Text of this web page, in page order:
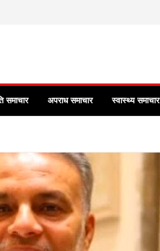
समाचार अपराध समाचार स्वास्थ्य समाचार